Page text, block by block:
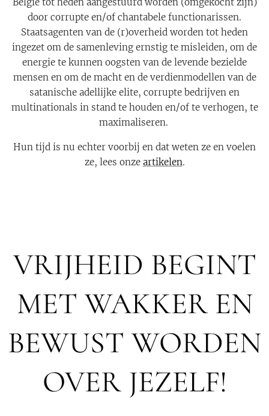
door corrupte en/of chantabele functionarissen.
Staatsagenten van de (r)overheid worden tot heden
ingezet om de samenleving ernstig te misleiden, om de
energie te kunnen oogsten van de levende bezielde
mensen en om de macht en de verdienmodellen van de
satanische adellijke elite, corrupte bedrijven en
multinationals in stand te houden en/of te verhogen, te
maximaliseren.
Hun tijd is nu echter voorbij en dat weten ze en voelen
ze, lees onze artikelen.
VRIJHEID BEGINT
MET WAKKER EN
BEWUST WORDEN
OVER JEZELF!